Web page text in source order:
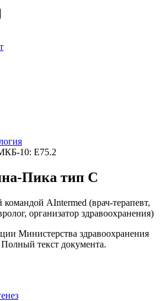
10: E75.2
Пика тип С
командой AIntermed (врач-терапевт,
организатор здравоохранения)
Министерства здравоохранения
текст документа.